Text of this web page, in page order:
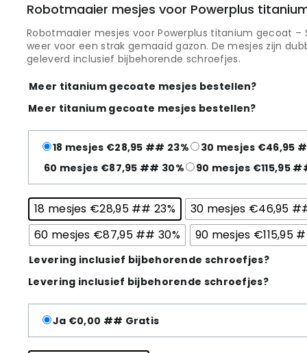
Robotmaaier mesjes voor Powerplus
Robotmaaier mesjes voor Powerplus titanium gecoat –
weer voor een strak gemaaid gazon. De mesjes zijn
geleverd inclusief bijbehorende schroefjes.
Meer titanium gecoate mesjes bestellen?
Meer titanium gecoate mesjes bestellen?
18 mesjes €28,95 ## 23%
30 mesjes €46,95
60 mesjes €87,95 ## 30%
90 mesjes €115,95
18 mesjes €28,95 ## 23%
30 mesjes €46,95
60 mesjes €87,95 ## 30%
90 mesjes €115,95
Levering inclusief bijbehorende schroefjes?
Levering inclusief bijbehorende schroefjes?
Ja €0,00 ## Gratis